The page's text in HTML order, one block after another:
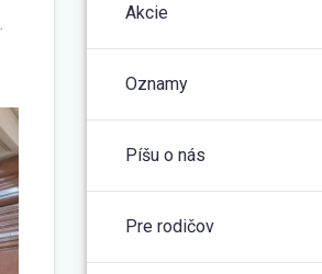
Akcie
Oznamy
Píšu o nás
Pre rodičov